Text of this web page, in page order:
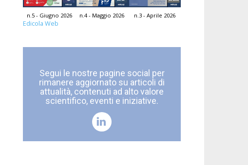
n.5 - Giugno 2026 n.4 - Maggio 2026 n.3 - Aprile 2026
Edicola Web
Segui le nostre pagine social per
rimanere aggiornato su articoli di
attualità, contenuti ad alto valore
scientifico, eventi e iniziative.